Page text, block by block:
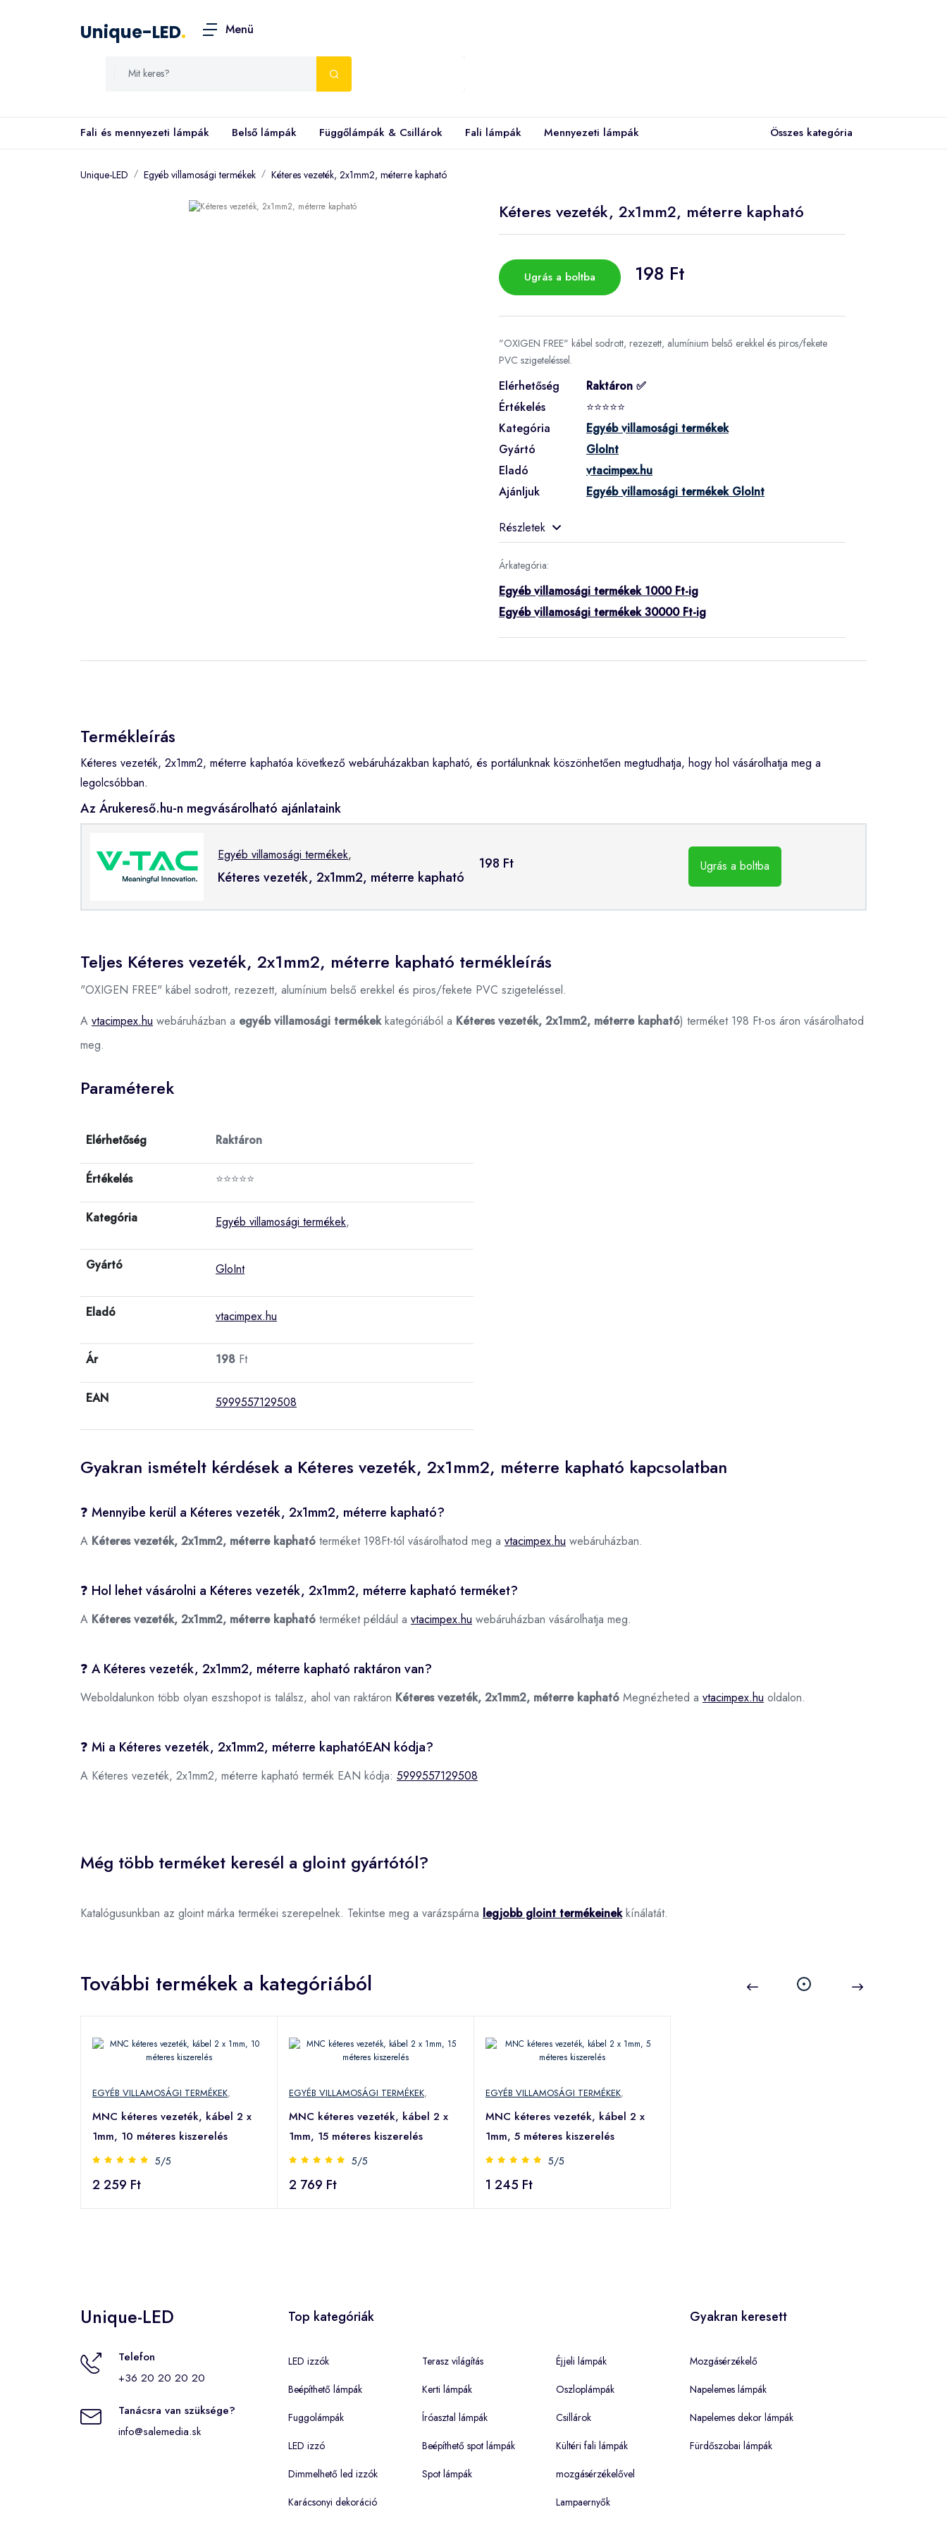
Unique-LED. Menü
Fali és mennyezeti lámpák Belső lámpák Függőlámpák & Csillárok Fali lámpák Mennyezeti lámpák Összes kategória
Unique-LED Egyéb villamosági termékek Kéteres vezeték, 2x1mm2, méterre kapható
Kéteres vezeték, 2x1mm2, méterre kapható
Ugrás a boltba 198 Ft
"OXIGEN FREE" kábel sodrott, rezezett, alumínium belső erekkel és piros/fekete
PVC szigeteléssel.
Elérhetőség
Raktáron ✅
Értékelés
⭐⭐⭐⭐⭐
Kategória
Egyéb villamosági termékek
Gyártó
GloInt
Eladó
vtacimpex.hu
Ajánljuk
Egyéb villamosági termékek GloInt
Részletek
Árkategória:
Egyéb villamosági termékek 1000 Ft-ig
Egyéb villamosági termékek 30000 Ft-ig
Termékleírás
Kéteres vezeték, 2x1mm2, méterre kaphatóa következő webáruházakban kapható, és portálunknak köszönhetően megtudhatja, hogy hol vásárolhatja meg a
legolcsóbban.
Az Árukereső.hu-n megvásárolható ajánlataink
Egyéb villamosági termékek,
Kéteres vezeték, 2x1mm2, méterre kapható
198 Ft Ugrás a boltba
Teljes Kéteres vezeték, 2x1mm2, méterre kapható termékleírás
"OXIGEN FREE" kábel sodrott, rezezett, alumínium belső erekkel és piros/fekete PVC szigeteléssel.
A vtacimpex.hu webáruházban a egyéb villamosági termékekkategóriából a Kéteres vezeték, 2x1mm2, méterre kapható) terméket 198 Ft-os áron vásárolhatod
meg.
Paraméterek
Elérhetőség Raktáron
Értékelés ⭐⭐⭐⭐⭐
Kategória Egyéb villamosági termékek,
Gyártó GloInt
Eladó vtacimpex.hu
Ár 198 Ft
EAN 5999557129508
Gyakran ismételt kérdések a Kéteres vezeték, 2x1mm2, méterre kapható kapcsolatban
❓ Mennyibe kerül a Kéteres vezeték, 2x1mm2, méterre kapható?
A Kéteres vezeték, 2x1mm2, méterre kapható terméket 198Ft-tól vásárolhatod meg a vtacimpex.hu webáruházban.
❓ Hol lehet vásárolni a Kéteres vezeték, 2x1mm2, méterre kapható terméket?
A Kéteres vezeték, 2x1mm2, méterre kapható terméket például a vtacimpex.hu webáruházban vásárolhatja meg.
❓ A Kéteres vezeték, 2x1mm2, méterre kapható raktáron van?
Weboldalunkon több olyan eszshopot is találsz, ahol van raktáron Kéteres vezeték, 2x1mm2, méterre kapható Megnézheted a vtacimpex.hu oldalon.
❓ Mi a Kéteres vezeték, 2x1mm2, méterre kaphatóEAN kódja?
A Kéteres vezeték, 2x1mm2, méterre kapható termék EAN kódja: 5999557129508
Még több terméket keresél a gloint gyártótól?
Katalógusunkban az gloint márka termékei szerepelnek. Tekintse meg a varázspárna legjobb gloint termékeinekkínálatát.
További termékek a kategóriából
EGYÉB VILLAMOSÁGI TERMÉKEK,
MNC kéteres vezeték, kábel 2 x
1mm, 10 méteres kiszerelés
5/5
2 259 Ft
EGYÉB VILLAMOSÁGI TERMÉKEK,
MNC kéteres vezeték, kábel 2 x
1mm, 15 méteres kiszerelés
5/5
2 769 Ft
EGYÉB VILLAMOSÁGI TERMÉKEK,
MNC kéteres vezeték, kábel 2 x
1mm, 5 méteres kiszerelés
5/5
1 245 Ft
Unique-LED
Telefon
+36 20 20 20 20
Tanácsra van szüksége?
info@salemedia.sk
Top kategóriák
LED izzók
Beépíthető lámpák
Fuggolámpák
LED izzó
Dimmelhető led izzók
Karácsonyi dekoráció
Terasz világítás
Kerti lámpák
Íróasztal lámpák
Beépíthető spot lámpák
Spot lámpák
Éjjeli lámpák
Oszloplámpák
Csillárok
Kültéri fali lámpák
mozgásérzékelővel
Lampaernyők
Gyakran keresett
Mozgásérzékelő
Napelemes lámpák
Napelemes dekor lámpák
Fürdőszobai lámpák